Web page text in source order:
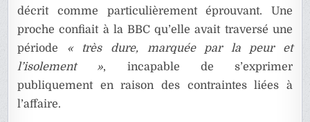
décrit comme particulièrement éprouvant. Une
proche confiait à la BBC qu’elle avait traversé une
période « très dure, marquée par la peur et
l’isolement », incapable de s’exprimer
publiquement en raison des contraintes liées à
l’affaire.